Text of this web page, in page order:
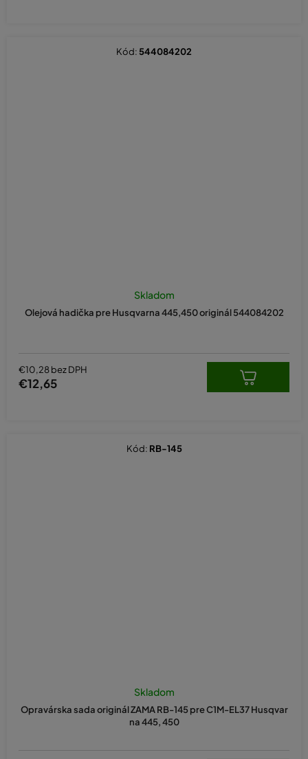
Olejová hadička pre Husqvarna 445,450 originál 544084202
Skladom
€10,28 bez DPH
€12,65
Kód: 544084202
Opravárska sada originál ZAMA RB-145 pre C1M-EL37 Husqvar
na 445, 450
hodnotenie
je
5,0
Skladom
Kód: RB-145